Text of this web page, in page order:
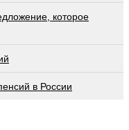
которое
в России